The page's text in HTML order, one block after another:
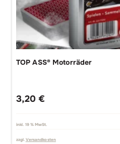
TOP ASS® Motorräder
3,20 €
inkl. 19 % MwSt.
zzgl. Versandkosten